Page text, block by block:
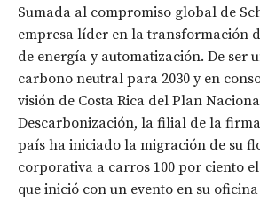
Sumada al compromiso global de
empresa líder en la transformación
de energía y automatización. De ser
carbono neutral para 2030 y en
visión de Costa Rica del Plan
Descarbonización, la filial de la
país ha iniciado la migración de su
corporativa a carros 100 por ciento
que inició con un evento en su